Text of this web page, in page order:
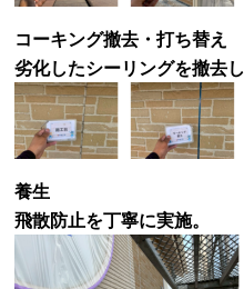
コーキング撤去・打ち替え
劣化したシーリングを撤去
養生
飛散防止を丁寧に実施。